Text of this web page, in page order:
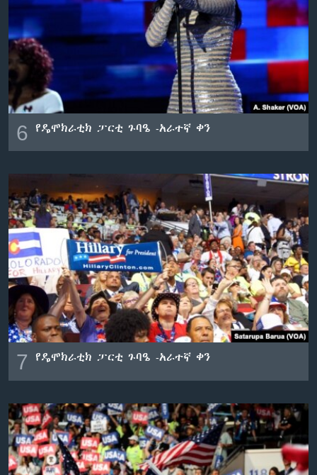
6 የዴሞክራቲክ ፓርቲ ጉባዔ -አራተኛ ቀን
7 የዴሞክራቲክ ፓርቲ ጉባዔ -አራተኛ ቀን